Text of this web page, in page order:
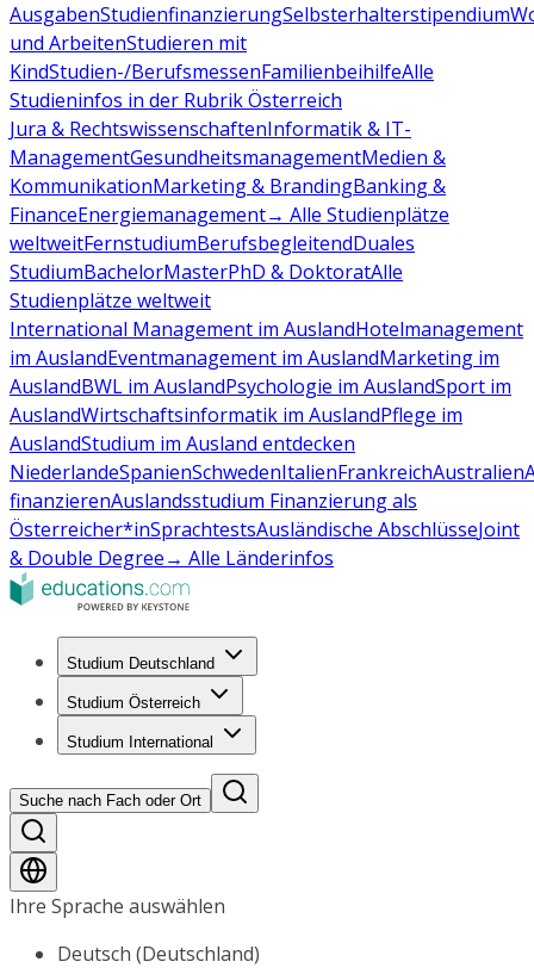
AusgabenStudienfinanzierungSelbsterhalterstipendium
und ArbeitenStudieren mit
KindStudien-/BerufsmessenFamilienbeihilfeAlle
Studieninfos in der Rubrik Österreich
Jura & RechtswissenschaftenInformatik & IT-
ManagementGesundheitsmanagementMedien &
KommunikationMarketing & BrandingBanking &
FinanceEnergiemanagement→ Alle Studienplätze
weltweitFernstudiumBerufsbegleitendDuales
StudiumBachelorMasterPhD & DoktoratAlle
Studienplätze weltweit
International Management im AuslandHotelmanagement
im AuslandEventmanagement im AuslandMarketing im
AuslandBWL im AuslandPsychologie im AuslandSport im
AuslandWirtschaftsinformatik im AuslandPflege im
AuslandStudium im Ausland entdecken
NiederlandeSpanienSchwedenItalienFrankreichAustralien
finanzierenAuslandsstudium Finanzierung als
Österreicher*inSprachtestsAusländische AbschlüsseJoint
& Double Degree→ Alle Länderinfos
Studium Deutschland
Studium Österreich
Studium International
Suche nach Fach oder Ort
Ihre Sprache auswählen
Deutsch (Deutschland)